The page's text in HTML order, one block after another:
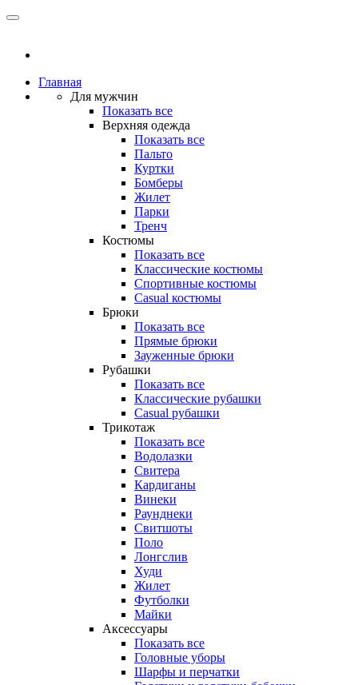
Главная
Для мужчин
Показать все
Верхняя одежда
Показать все
Пальто
Куртки
Бомберы
Жилет
Парки
Тренч
Костюмы
Показать все
Классические костюмы
Спортивные костюмы
Casual костюмы
Брюки
Показать все
Прямые брюки
Зауженные брюки
Рубашки
Показать все
Классические рубашки
Casual рубашки
Трикотаж
Показать все
Водолазки
Свитера
Кардиганы
Винеки
Раунднеки
Свитшоты
Поло
Лонгслив
Худи
Жилет
Футболки
Майки
Аксессуары
Показать все
Головные уборы
Шарфы и перчатки